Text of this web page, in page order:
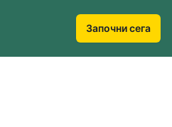
Започни сега